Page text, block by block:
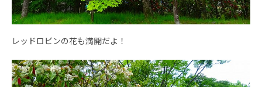
レッドロビンの花も満開だよ！